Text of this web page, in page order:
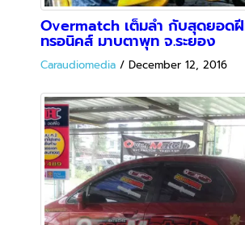
OVERMATCH สวย…ดัง แบบ
ฝีมือ A&M Car Audio จ.ระยอง
Caraudiomedia/December 8, 2016